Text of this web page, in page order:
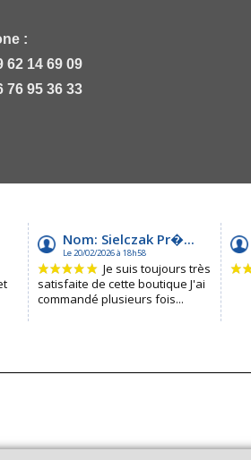
:
62 14 69 09
76 95 36 33